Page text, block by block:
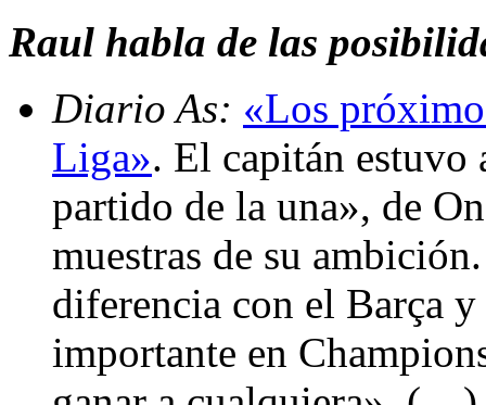
Raul habla de las
Diario As: «Los
Liga». El capitán estuvo
partido de la una», de
muestras de su
diferencia con el Barça
importante en